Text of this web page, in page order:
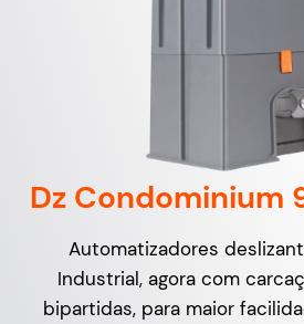
Dz Condominium
Automatizadores
Industrial, agora com
bipartidas, para maior